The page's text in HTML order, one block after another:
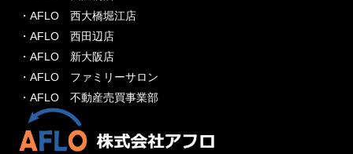
・AFLO 西大橋堀江店
・AFLO 西田辺店
・AFLO 新大阪店
・AFLO ファミリーサロン
・AFLO 不動産売買事業部